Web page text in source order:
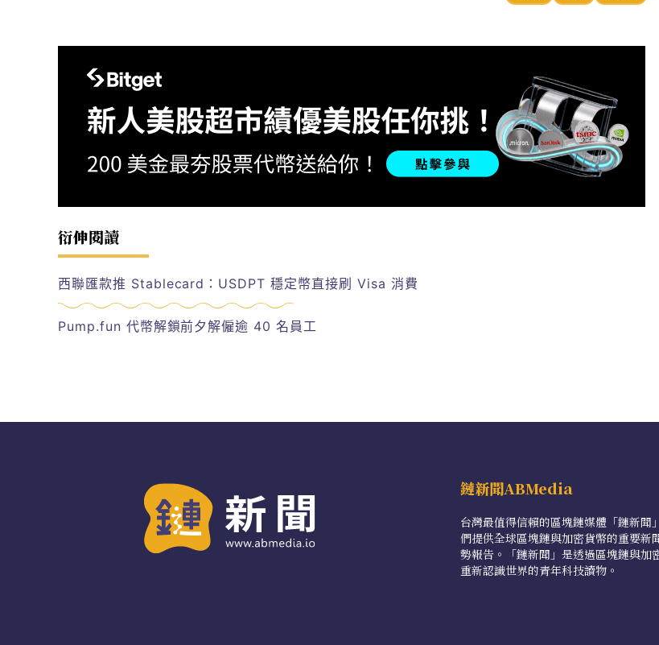
衍伸閱讀
西聯匯款推 Stablecard：USDPT 穩定幣直接刷 Visa 消費
Pump.fun 代幣解鎖前夕解僱逾 40 名員工
鏈新聞ABMedia
台灣最值得信賴的區塊鏈媒體「鏈新聞
們提供全球區塊鏈與加密貨幣的重要新
勢報告。「鏈新聞」是透過區塊鏈與加
重新認識世界的青年科技讀物。